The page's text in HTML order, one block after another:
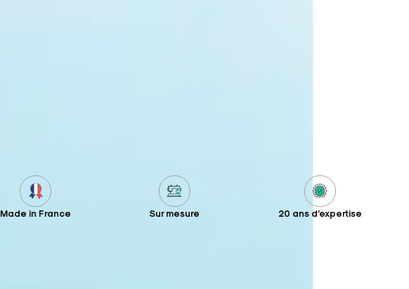
Made in France Sur mesure 20 ans d'expertise